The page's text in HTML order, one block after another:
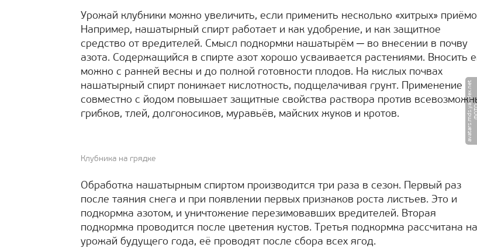
Урожай клубники можно увеличить, если применить несколько «хитрых»
Например, нашатырный спирт работает и как удобрение, и как защитное
средство от вредителей. Смысл подкормки нашатырём ─ во внесении в почву
азота. Содержащийся в спирте азот хорошо усваивается растениями. Вносить
можно с ранней весны и до полной готовности плодов. На кислых почвах
нашатырный спирт понижает кислотность, подщелачивая грунт. Применение
совместно с йодом повышает защитные свойства раствора против
грибков, тлей, долгоносиков, муравьёв, майских жуков и кротов.
t
Клубника на грядке
Обработка нашатырным спиртом производится три раза в сезон. Первый раз
после таяния снега и при появлении первых признаков роста листьев. Это и
подкормка азотом, и уничтожение перезимовавших вредителей. Вторая
подкормка проводится после цветения кустов. Третья подкормка рассчитана на
урожай будущего года, её проводят после сбора всех ягод.